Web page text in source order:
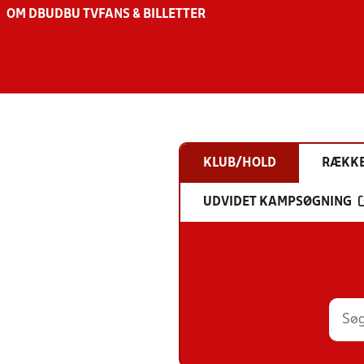
OM DBU DBU TV FANS & BILLETTER
KLUB/HOLD
UDVIDET KAMPSØGNING